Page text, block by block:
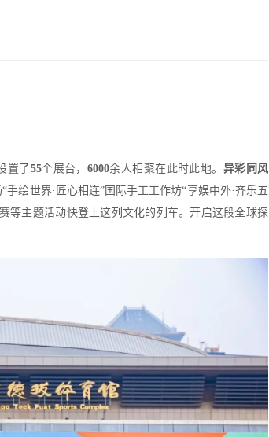
置了 55个展台， 6000余人相聚在此时此地。 异彩同风
手绘世界·匠心相连”国际手工工作坊“享娱中外·齐乐五
等主题活动快登上这列文化的列车。开启这段全球探